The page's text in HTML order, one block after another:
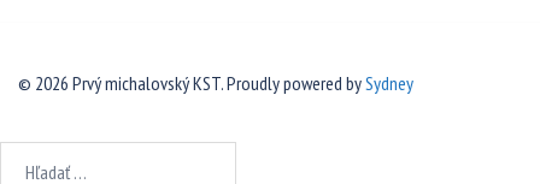
© 2026 Prvý michalovský KST. Proudly powered bySydney